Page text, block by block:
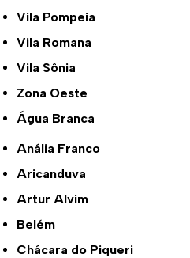
Vila Pompeia
Vila Romana
Vila Sônia
Zona Oeste
Água Branca
Anália Franco
Aricanduva
Artur Alvim
Belém
Chácara do Piqueri